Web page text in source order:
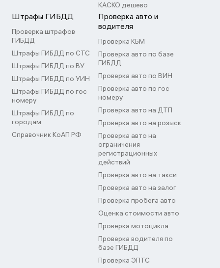
КАСКО дешево
Штрафы ГИБДД
Проверка штрафов
ГИБДД
Штрафы ГИБДД по СТС
Штрафы ГИБДД по ВУ
Штрафы ГИБДД по УИН
Штрафы ГИБДД по гос
номеру
Штрафы ГИБДД по
городам
Справочник КоАП РФ
Проверка авто и
водителя
Проверка КБМ
Проверка авто по базе
ГИБДД
Проверка авто по ВИН
Проверка авто по гос
номеру
Проверка авто на ДТП
Проверка авто на розыск
Проверка авто на
ограничения
регистрационных
действий
Проверка авто на такси
Проверка авто на залог
Проверка пробега авто
Оценка стоимости авто
Проверка мотоцикла
Проверка водителя по
базе ГИБДД
Проверка ЭПТС